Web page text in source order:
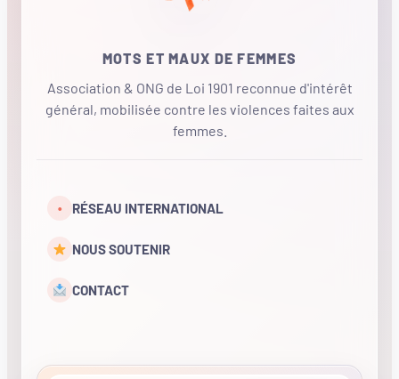
MOTS ET MAUX DE FEMMES
Association & ONG de Loi 1901 reconnue d'intérêt
général, mobilisée contre les violences faites aux
femmes.
• RÉSEAU INTERNATIONAL
NOUS SOUTENIR
CONTACT